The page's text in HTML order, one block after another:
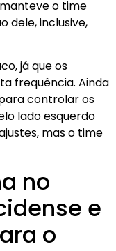
o time
dele, inclusive,
já que os
frequência. Ainda
controlar os
lado esquerdo
mas o time
no
e
o